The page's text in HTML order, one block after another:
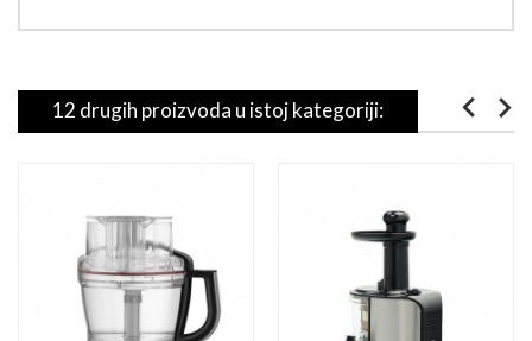
12 drugih proizvoda u istoj kategoriji: